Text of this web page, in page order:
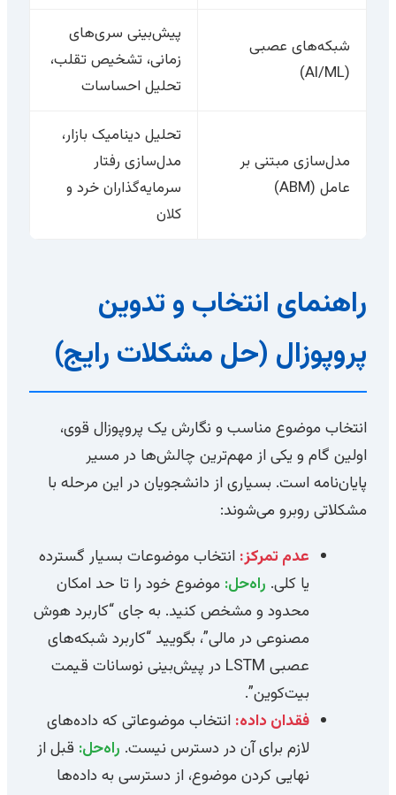
شبکه‌های عصبی
(AI/ML)
پیش‌بینی سری‌های
زمانی، تشخیص تقلب،
تحلیل احساسات
مدل‌سازی مبتنی بر
عامل (ABM)
تحلیل دینامیک بازار،
مدل‌سازی رفتار
سرمایه‌گذاران خرد و
کلان
راهنمای انتخاب و تدوین
پروپوزال (حل مشکلات رایج)
انتخاب موضوع مناسب و نگارش یک پروپوزال قوی،
اولین گام و یکی از مهم‌ترین چالش‌ها در مسیر
پایان‌نامه است. بسیاری از دانشجویان در این مرحله با
مشکلاتی روبرو می‌شوند:
عدم تمرکز: انتخاب موضوعات بسیار گسترده
یا کلی. راه‌حل: موضوع خود را تا حد امکان
محدود و مشخص کنید. به جای “کاربرد هوش
مصنوعی در مالی”، بگویید “کاربرد شبکه‌های
عصبی LSTM در پیش‌بینی نوسانات قیمت
بیت‌کوین”.
فقدان داده: انتخاب موضوعاتی که داده‌های
لازم برای آن در دسترس نیست. راه‌حل: قبل از
نهایی کردن موضوع، از دسترسی به داده‌ها